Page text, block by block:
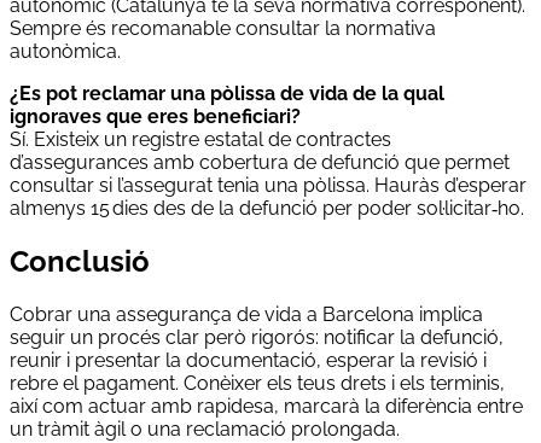
autonòmic (Catalunya té la seva normativa corresponent).
Sempre és recomanable consultar la normativa
autonòmica.
¿Es pot reclamar una pòlissa de vida de la qual
ignoraves que eres beneficiari?
Sí. Existeix un registre estatal de contractes
d’assegurances amb cobertura de defunció que permet
consultar si l’assegurat tenia una pòlissa. Hauràs d’esperar
almenys 15 dies des de la defunció per poder sol·licitar‑ho.
Conclusió
Cobrar una assegurança de vida a Barcelona implica
seguir un procés clar però rigorós: notificar la defunció,
reunir i presentar la documentació, esperar la revisió i
rebre el pagament. Conèixer els teus drets i els terminis,
així com actuar amb rapidesa, marcarà la diferència entre
un tràmit àgil o una reclamació prolongada.